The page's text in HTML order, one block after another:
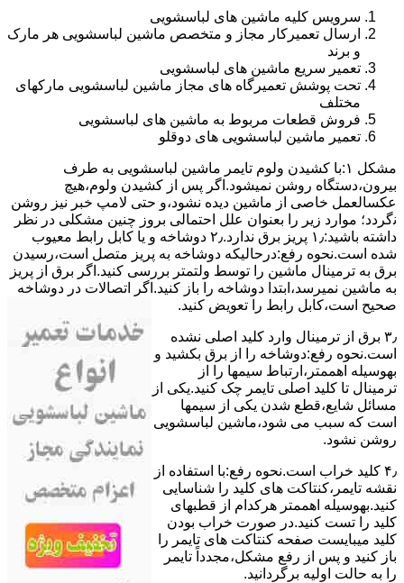
سرویس کلیه ماشین های لباسشویی
ارسال تعمیرکار مجاز و متخصص ماشین لباسشویی هر مارک
و برند
تعمیر سریع ماشین های لباسشویی
تحت پوشش تعمیرگاه های مجاز ماشین لباسشویی مارکهای
مختلف
فروش قطعات مربوط به ماشین های لباسشویی
تعمیر ماشین لباسشویی های دوقلو
مشکل ۱:ﺑﺎ ﮐﺸﯿﺪن وﻟﻮم ﺗﺎﯾﻤﺮ ماشین لباسشویی به طرف
ﺑﯿﺮون،دستگاه روﺷﻦ نمیشود.اﮔﺮ ﭘﺲ از ﮐﺸﯿﺪن وﻟﻮم،ﻫﯿﭻ
عکسالعمل ﺧﺎﺻﯽ از ﻣﺎﺷﯿﻦ دﯾﺪه نشود،و حتی ﻻﻣﭗ ﺧﺒﺮ ﻧﯿﺰ روﺷﻦ
ﻧگردد؛ موارد زیر را بعنوان ﻋﻠﻞ احتمالی بروز چنین مشکلی در نظر
داشته باشید:۱٫ ﭘﺮﯾﺰ ﺑﺮق ﻧﺪارد.۲٫ دوﺷﺎﺧﻪ و ﯾﺎ ﮐﺎﺑﻞ راﺑﻂ ﻣﻌﯿﻮب
ﺷﺪه است.نحوه رفع:درحالیکه دوﺷﺎﺧﻪ ﺑﻪ ﭘﺮﯾﺰ ﻣﺘﺼﻞ اﺳﺖ،رﺳﯿﺪن
ﺑﺮق ﺑﻪ ﺗﺮﻣﯿﻨﺎل ﻣﺎﺷﯿﻦ را ﺗﻮﺳﻂ ولتمتر بررسی ﮐﻨﯿﺪ.اﮔﺮ ﺑﺮق از ﭘﺮﯾﺰ
ﺑﻪ ﻣﺎﺷﯿﻦ نمیرسد،اﺑﺘﺪا دوشاخه را باز کنید.اﮔﺮ اﺗﺼﺎﻻت در دوشاخه
ﺻﺤﯿﺢ اﺳﺖ،ﮐﺎﺑﻞ راﺑﻂ را ﺗﻌﻮﯾﺾ کنید.
۳٫ ﺑﺮق از ﺗﺮﻣﯿﻨﺎل وارد ﮐﻠﯿﺪ اﺻﻠﯽ ﻧﺸﺪه
است.نحوه رﻓﻊ:دوشاخه را از ﺑﺮق بکشید و
بهوسیله اهممتر،ارﺗﺒﺎط سیمها را از
ﺗﺮﻣﯿﻨﺎل ﺗﺎ ﮐﻠﯿﺪ اﺻﻠﯽ ﺗﺎﯾﻤﺮ چک کنید.یکی از
مسائل شایع،ﻗﻄﻊ شدن ﯾﮑﯽ از سیمها
است که سبب می شود،ﻣﺎﺷﯿﻦ لباسشویی
روﺷﻦ نشود.
۴٫ ﮐﻠﯿﺪ ﺧﺮاب اﺳﺖ.نحوه رفع:ﺑﺎ اﺳﺘﻔﺎده از
ﻧﻘﺸﻪ ﺗﺎﯾﻤﺮ،ﮐﻨﺘﺎﮐﺖ ﻫﺎی ﮐﻠﯿﺪ را ﺷﻨﺎﺳﺎﯾﯽ
کنید.بهوسیله اهممتر هرکدام از قطبهای
ﮐﻠﯿﺪ را ﺗﺴﺖ ﮐﻨﯿﺪ.در ﺻﻮرت ﺧﺮاب ﺑﻮدن
ﮐﻠﯿﺪ میبایست ﺻﻔﺤﻪ ﮐﻨﺘﺎﮐﺖ ﻫﺎی ﺗﺎﯾﻤﺮ را
باز کنید و ﭘﺲ از رﻓﻊ مشکل،مجدداً ﺗﺎﯾﻤﺮ
را به حالت اوﻟﯿﻪ برگردانید.